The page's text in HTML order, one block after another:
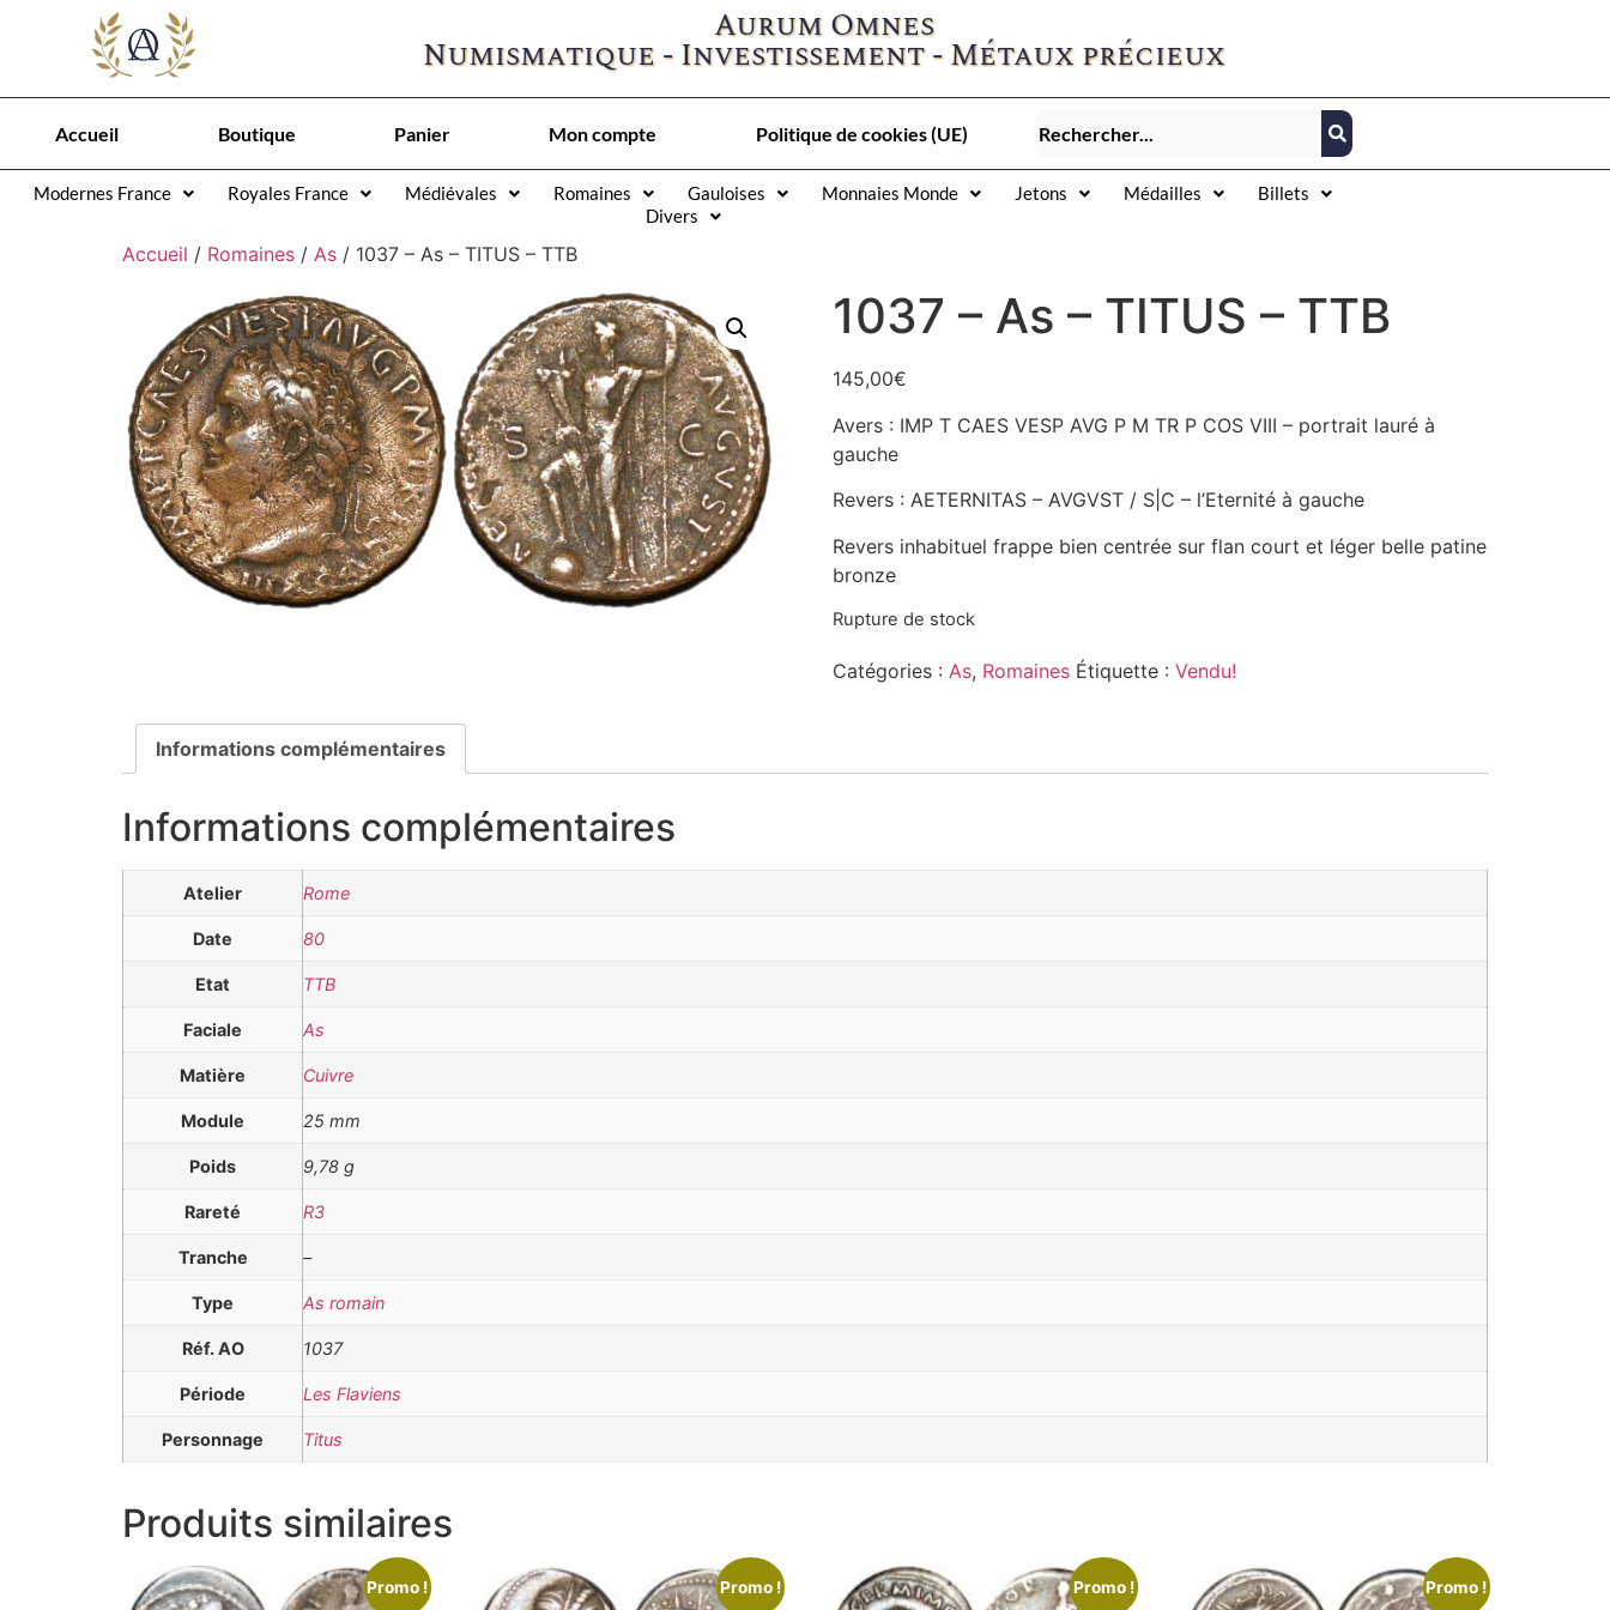
Aurum Omnes
Numismatique - Investissement - Métaux précieux
Accueil Boutique Panier Mon compte Politique de cookies (UE)
Modernes France Royales France Médiévales Romaines Gauloises Monnaies Monde Jetons Médailles
Billets
Divers
Accueil / Romaines / As / 1037 – As – TITUS – TTB
1037 – As – TITUS – TTB
145,00€
Avers : IMP T CAES VESP AVG P M TR P COS VIII – portrait lauré à
gauche
Revers : AETERNITAS – AVGVST / S|C – l’Eternité à gauche
Revers inhabituel frappe bien centrée sur flan court et léger belle patine
bronze
Rupture de stock
Catégories : As, Romaines Étiquette : Vendu!
Informations complémentaires
Informations complémentaires
Atelier Rome
Date 80
Etat TTB
Faciale As
Matière Cuivre
Module 25 mm
Poids 9,78 g
Rareté R3
Tranche –
Type As romain
Réf. AO 1037
Période Les Flaviens
Personnage Titus
Produits similaires
Promo ! Promo ! Promo ! Promo !